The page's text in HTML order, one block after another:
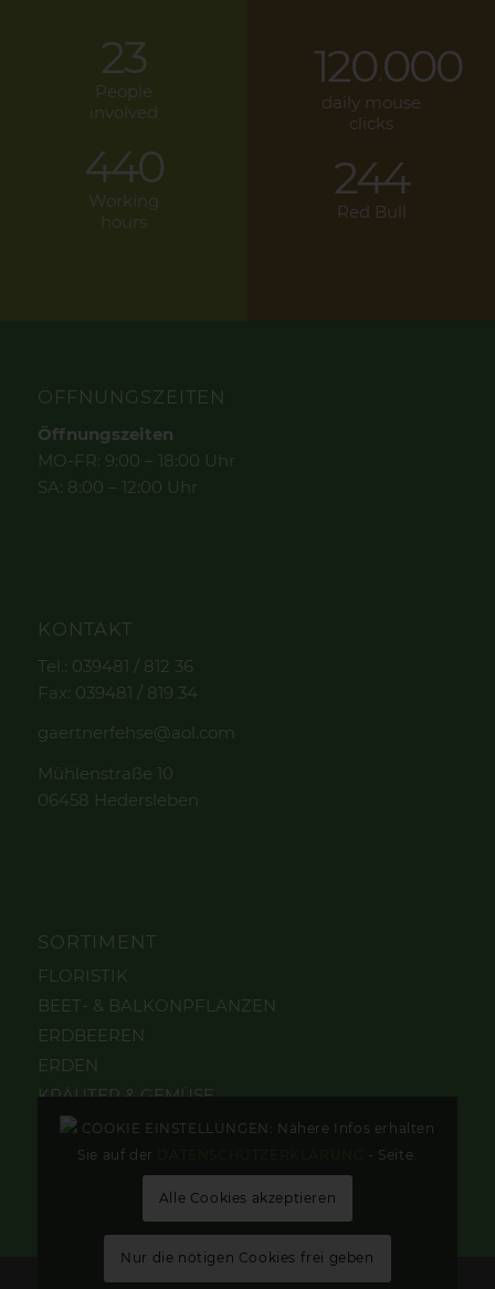
23
People
involved
440
Working
hours
120000
daily mouse
clicks
244
Red Bull
ÖFFNUNGSZEITEN
Öffnungszeiten
MO-FR: 9:00 – 18:00 Uhr
SA: 8:00 – 12:00 Uhr
KONTAKT
Tel.: 039481 / 812 36
Fax: 039481 / 819 34
gaertnerfehse@aol.com
Mühlenstraße 10
06458 Hedersleben
SORTIMENT
FLORISTIK
BEET- & BALKONPFLANZEN
ERDBEEREN
ERDEN
KRÄUTER & GEMÜSE
STAUDEN & GEHÖLZE
TOPFPFLANZEN
COOKIE EINSTELLUNGEN: Nähere Infos erhalten
Sie auf der
- Seite.
Alle Cookies akzeptieren
Nur die nötigen Cookies frei geben